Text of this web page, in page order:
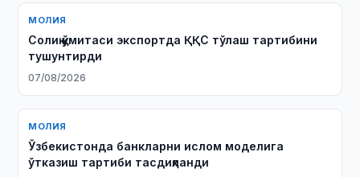
МОЛИЯ
Солиқ қўмитаси экспортда ҚҚС тўлаш тартибини
тушунтирди
07/08/2026
МОЛИЯ
Ўзбекистонда банкларни ислом моделига
ўтказиш тартиби тасдиқланди